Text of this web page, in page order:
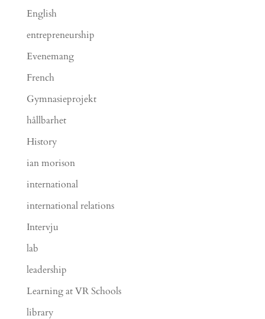
English
entrepreneurship
Evenemang
French
Gymnasieprojekt
hållbarhet
History
ian morison
international
international relations
Intervju
lab
leadership
Learning at VR Schools
library